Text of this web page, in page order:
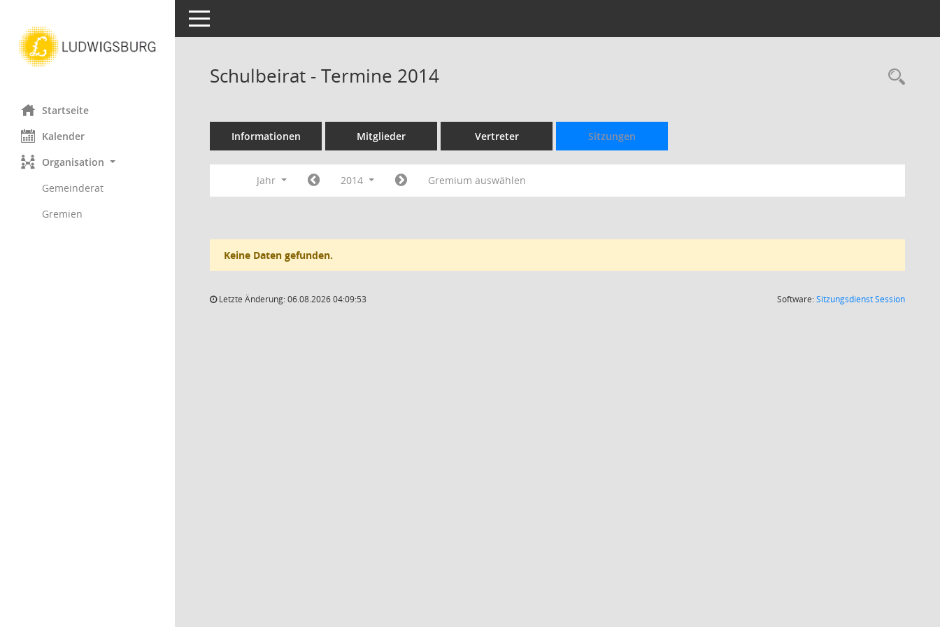
Startseite
Kalender
Organisation
Gemeinderat
Gremien
Toggle navigation
Schulbeirat - Termine 2014
Informationen Mitglieder Vertreter Sitzungen
Jahr 2014 Gremium auswählen
Keine Daten gefunden.
Letzte Änderung: 06.08.2026 04:09:53 Software:SitzungsdienstSession(Wird in